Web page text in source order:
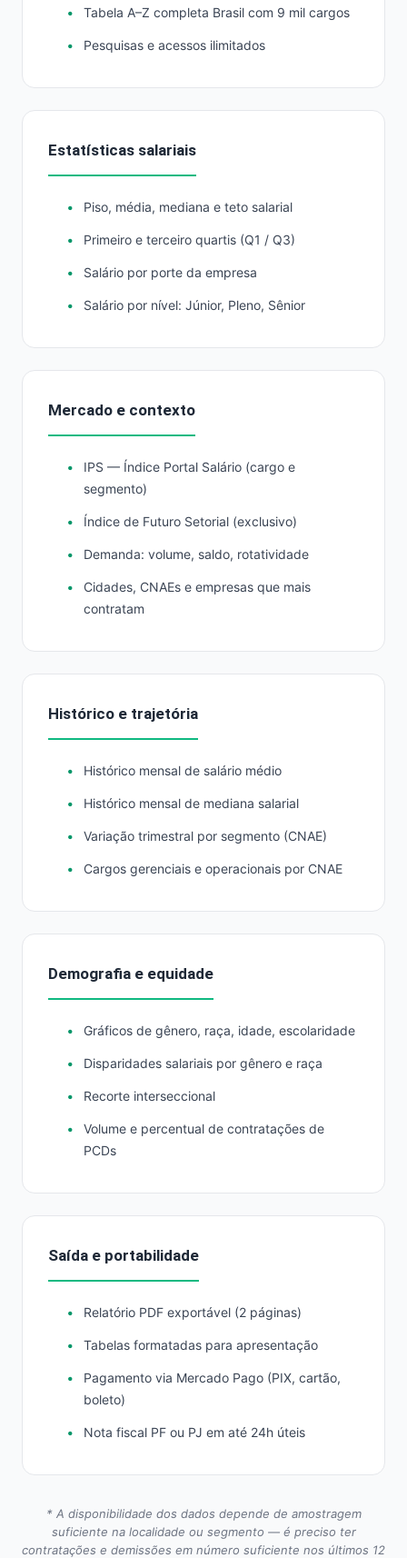
Tabela A–Z completa Brasil com 9 mil cargos
Pesquisas e acessos ilimitados
Estatísticas salariais
Piso, média, mediana e teto salarial
Primeiro e terceiro quartis (Q1 / Q3)
Salário por porte da empresa
Salário por nível: Júnior, Pleno, Sênior
Mercado e contexto
IPS — Índice Portal Salário (cargo e
segmento)
Índice de Futuro Setorial (exclusivo)
Demanda: volume, saldo, rotatividade
Cidades, CNAEs e empresas que mais
contratam
Histórico e trajetória
Histórico mensal de salário médio
Histórico mensal de mediana salarial
Variação trimestral por segmento (CNAE)
Cargos gerenciais e operacionais por CNAE
Demografia e equidade
Gráficos de gênero, raça, idade, escolaridade
Disparidades salariais por gênero e raça
Recorte interseccional
Volume e percentual de contratações de
PCDs
Saída e portabilidade
Relatório PDF exportável (2 páginas)
Tabelas formatadas para apresentação
Pagamento via Mercado Pago (PIX, cartão,
boleto)
Nota fiscal PF ou PJ em até 24h úteis
* A disponibilidade dos dados depende de amostragem
suficiente na localidade ou segmento — é preciso ter
contratações e demissões em número suficiente nos últimos 12